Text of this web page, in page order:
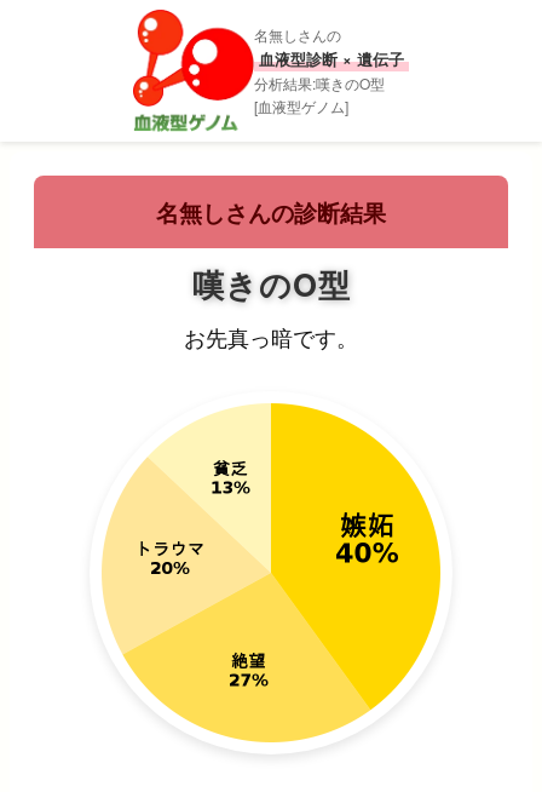
名無しさんの
血液型診断 × 遺伝子
分析結果:嘆きのO型
[血液型ゲノム]
名無しさんの診断結果
嘆きのO型
お先真っ暗です。